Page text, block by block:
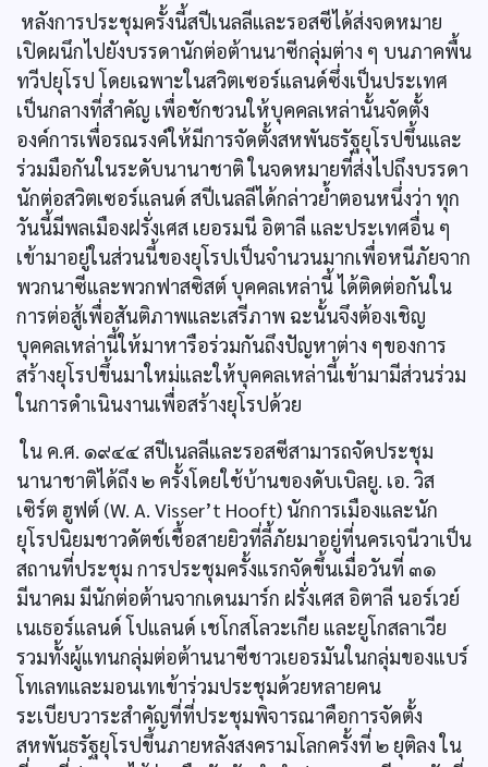
หลังการประชุมครั้งนี้สปีเนลลีและรอสซีได้ส่งจดหมาย
เปิดผนึกไปยังบรรดานักต่อต้านนาซีกลุ่มต่าง ๆ บนภาคพื้น
ทวีปยุโรป โดยเฉพาะในสวิตเซอร์แลนด์ซึ่งเป็นประเทศ
เป็นกลางที่สำคัญ เพื่อชักชวนให้บุคคลเหล่านั้นจัดตั้ง
องค์การเพื่อรณรงค์ให้มีการจัดตั้งสหพันธรัฐยุโรปขึ้นและ
ร่วมมือกันในระดับนานาชาติ ในจดหมายที่ส่งไปถึงบรรดา
นักต่อสวิตเซอร์แลนด์ สปีเนลลีได้กล่าวยํ้าตอนหนึ่งว่า ทุก
วันนี้มีพลเมืองฝรั่งเศส เยอรมนี อิตาลี และประเทศอื่น ๆ
เข้ามาอยู่ในส่วนนี้ของยุโรปเป็นจำนวนมากเพื่อหนีภัยจาก
พวกนาซีและพวกฟาสซิสต์ บุคคลเหล่านี้ ได้ติดต่อกันใน
การต่อสู้เพื่อสันติภาพและเสรีภาพ ฉะนั้นจึงต้องเชิญ
บุคคลเหล่านี้ให้มาหารือร่วมกันถึงปัญหาต่าง ๆของการ
สร้างยุโรปขึ้นมาใหม่และให้บุคคลเหล่านี้เข้ามามีส่วนร่วม
ในการดำเนินงานเพื่อสร้างยุโรปด้วย
ใน ค.ศ. ๑๙๔๔ สปีเนลลีและรอสซีสามารถจัดประชุม
นานาชาติได้ถึง ๒ ครั้งโดยใช้บ้านของดับเบิลยู. เอ. วิส
เซิร์ต ฮูฟต์ (W. A. Visser’t Hooft) นักการเมืองและนัก
ยุโรปนิยมชาวดัตช์เชื้อสายยิวที่ลี้ภัยมาอยู่ที่นครเจนีวาเป็น
สถานที่ประชุม การประชุมครั้งแรกจัดขึ้นเมื่อวันที่ ๓๑
มีนาคม มีนักต่อต้านจากเดนมาร์ก ฝรั่งเศส อิตาลี นอร์เวย์
เนเธอร์แลนด์ โปแลนด์ เชโกสโลวะเกีย และยูโกสลาเวีย
รวมทั้งผู้แทนกลุ่มต่อต้านนาซีชาวเยอรมันในกลุ่มของแบร์
โทเลทและมอนเทเข้าร่วมประชุมด้วยหลายคน
ระเบียบวาระสำคัญที่ที่ประชุมพิจารณาคือการจัดตั้ง
สหพันธรัฐยุโรปขึ้นภายหลังสงครามโลกครั้งที่ ๒ ยุติลง ใน